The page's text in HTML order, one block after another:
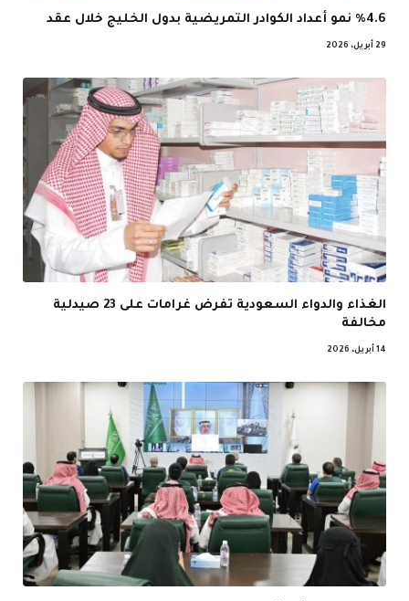
%4.6 نمو أعداد الكوادر التمريضية بدول الخليج خلال عقد
29 أبريل، 2026
الغذاء والدواء السعودية تفرض غرامات على 23 صيدلية
مخالفة
14 أبريل، 2026